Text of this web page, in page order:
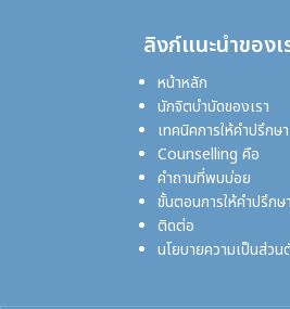
ลิงก์แนะนำของเ
หน้าหลัก
นักจิตบำบัดของเรา
เทคนิคการให้คำปรึกษา
คำถามที่พบบ่อย
ขั้นตอนการให้คำปรึกษา
ติดต่อ
นโยบายความเป็นส่วน